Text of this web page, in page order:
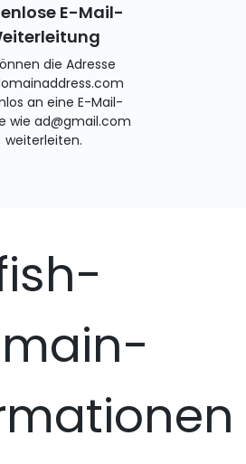
E-Mail-
die Adresse
an eine E-Mail-
wie ad@gmail.com
weiterleiten.